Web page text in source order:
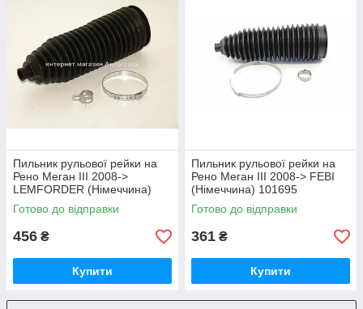
Пильник рульової рейки на
Рено Меган III 2008->
LEMFORDER (Німеччина)
3395901
Готово до відправки
456 ₴
Купити
Пильник рульової рейки на
Рено Меган III 2008-> FEBI
(Німеччина) 101695
Готово до відправки
361 ₴
Купити